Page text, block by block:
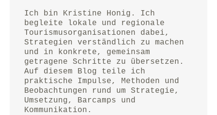
Ich bin Kristine Honig. Ich
begleite lokale und regionale
Tourismusorganisationen dabei,
Strategien verständlich zu machen
und in konkrete, gemeinsam
getragene Schritte zu übersetzen.
Auf diesem Blog teile ich
praktische Impulse, Methoden und
Beobachtungen rund um Strategie,
Umsetzung, Barcamps und
Kommunikation.